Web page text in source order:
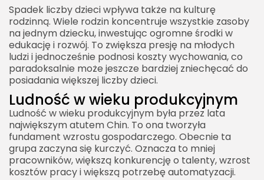
Spadek liczby dzieci wpływa także na kulturę
rodzinną. Wiele rodzin koncentruje wszystkie zasoby
na jednym dziecku, inwestując ogromne środki w
edukację i rozwój. To zwiększa presję na młodych
ludzi i jednocześnie podnosi koszty wychowania, co
paradoksalnie może jeszcze bardziej zniechęcać do
posiadania większej liczby dzieci.
Ludność w wieku produkcyjnym
Ludność w wieku produkcyjnym była przez lata
największym atutem Chin. To ona tworzyła
fundament wzrostu gospodarczego. Obecnie ta
grupa zaczyna się kurczyć. Oznacza to mniej
pracowników, większą konkurencję o talenty, wzrost
kosztów pracy i większą potrzebę automatyzacji.